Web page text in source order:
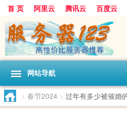
首 页 阿里云 腾讯云 百度云
网站导航
> 春节2024 > 过年有多少被催婚